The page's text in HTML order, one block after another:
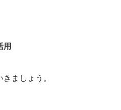
用
ましょう。